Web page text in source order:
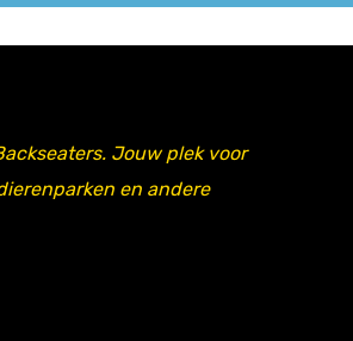
Jouw plek voor
en andere